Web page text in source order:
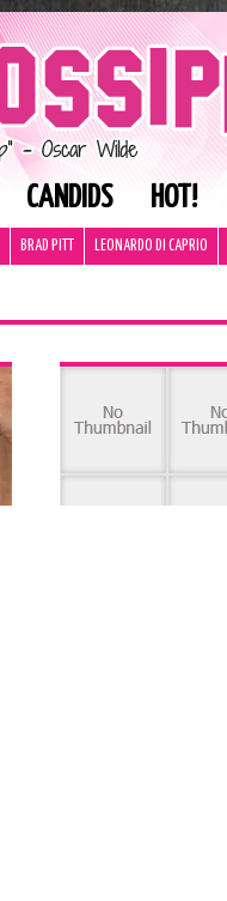
CANDIDS HOT!
BRAD PITT LEONARDO DI CAPRIO